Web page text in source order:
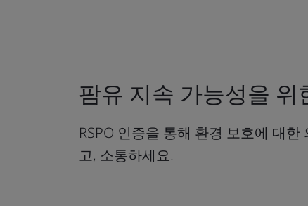
팜유 지속 가능성을 위
RSPO 인증을 통해 환경 보호에 대
고, 소통하세요.